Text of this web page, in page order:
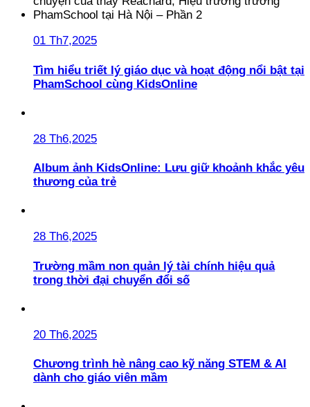
01 Th7,2025
Tìm hiểu triết lý giáo dục và hoạt động nổi bật tại
PhamSchool cùng KidsOnline
28 Th6,2025
Album ảnh KidsOnline: Lưu giữ khoảnh khắc yêu
thương của trẻ
28 Th6,2025
Trường mầm non quản lý tài chính hiệu quả
trong thời đại chuyển đổi số
20 Th6,2025
Chương trình hè nâng cao kỹ năng STEM & AI
dành cho giáo viên mầm